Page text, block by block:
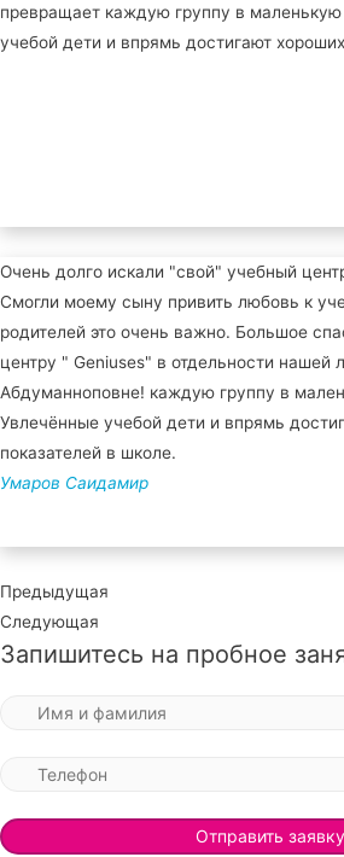
превращает каждую группу в
учебой дети и впрямь достигают
Очень долго искали "свой" учебный
Смогли моему сыну привить любовь к
родителей это очень важно. Большое
центру " Geniuses" в отдельности нашей
Абдуманноповне! каждую группу в
Увлечённые учебой дети и впрямь
показателей в школе.
Умаров Саидамир
Предыдущая
Следующая
Запишитесь на пробное